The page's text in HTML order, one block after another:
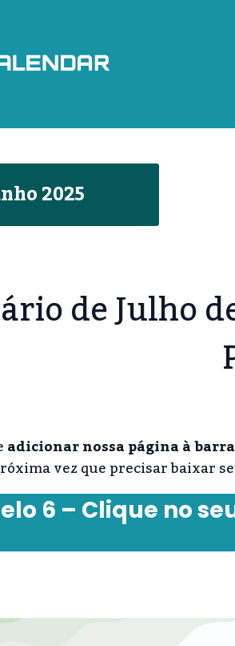
2025
de Julho
adicionar nossa página à
vez que precisar baixar
6 – Clique no